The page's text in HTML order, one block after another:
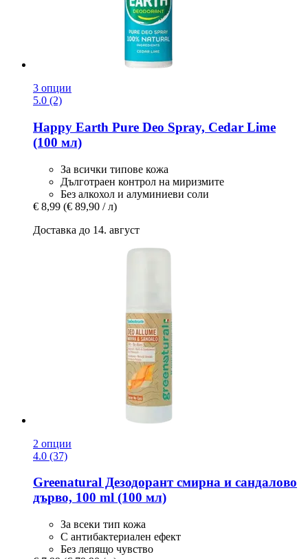
3 опции
5.0 (2)
Happy Earth Pure Deo Spray, Cedar Lime
(100 мл)
За всички типове кожа
Дълготраен контрол на миризмите
Без алкохол и алуминиеви соли
€ 8,99 (€ 89,90 / л)
Доставка до 14. август
2 опции
4.0 (37)
Greenatural Дезодорант смирна и сандалово
дърво, 100 ml (100 мл)
За всеки тип кожа
С антибактериален ефект
Без лепящо чувство